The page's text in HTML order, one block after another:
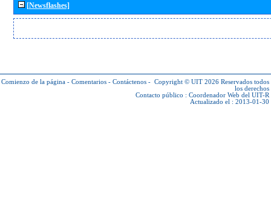
[Newsflashes]
Comienzo de la página - Comentarios - Contáctenos - Copyright © UIT 2026 Reservados todos
los derechos
Contacto público : Coordenador Web del UIT-R
Actualizado el : 2013-01-30